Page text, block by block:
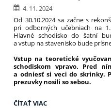
4. 11. 2024
Od 30.10.2024 sa začne s
pri odborných učebniach na
Hlavné schodisko do šatní
a vstup na stavenisko bude
Vstup na teoretické
schodiskom vpravo. Pred
a odniesť si veci do skrinky.
prezuvky nosili so sebou.
REKONŠTRUKCIA
ČÍTAŤ VIAC